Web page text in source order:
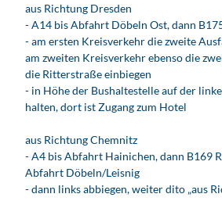
z
i
g
aus Richtung Dresden
- A14 bis Abfahrt Döbeln Ost, dann
- am ersten Kreisverkehr die zweite
am zweiten Kreisverkehr ebenso die
die Ritterstraße einbiegen
- in Höhe der Bushaltestelle auf der
halten, dort ist Zugang zum Hotel
aus Richtung Chemnitz
- A4 bis Abfahrt Hainichen, dann B169
Abfahrt Döbeln/Leisnig
- dann links abbiegen, weiter dito „aus